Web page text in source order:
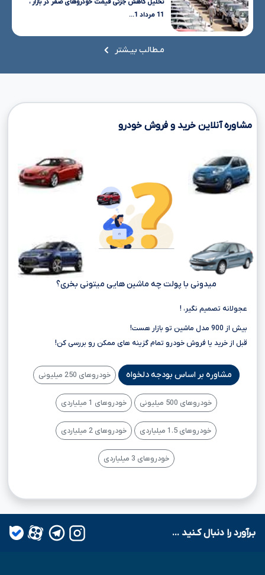
تحلیل کاهش جزئی قیمت خودروهای صفر در بازار ،
11 مرداد 1...
مـطالب بیـشتر
مشاوره آنلاین خرید و فروش خودرو
میدونی با پولت چه ماشین هایی میتونی بخری؟
عجولانه تصمیم نگیر، !
بیش از 900 مدل ماشین تو بازار هست!
قبل از خرید یا فروش خودرو تمام گزینه های ممکن رو بررسی کن!
مشاوره بر اساس بودجه دلخواه خودروهای 250 میلیونی
خودروهای 500 میلیونی خودروهای 1 میلیاردی
خودروهای 1.5 میلیاردی خودروهای 2 میلیاردی
خودروهای 3 میلیاردی
بـرآورد را دنبال کـنید ...